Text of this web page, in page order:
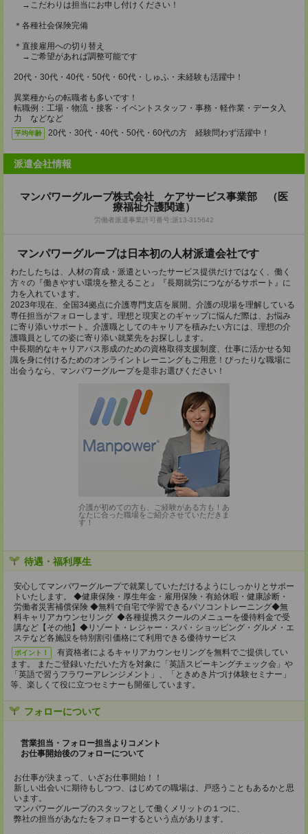
→こだわりは担当にお申し付けください！
＊各種社会保険完備
＊直接雇用への切り替え
→ご希望があれば調整可能です
20代・30代・40代・50代・60代・しゅふ・未経験も活躍中！
異業種からの転職者も多いです！
転職例：工場・物流・接客・イベントスタッフ・事務・軽作業・データ入
力 などなど
平均年齢 20代・30代・40代・50代・60代の方 経験問わず活躍中！
派遣会社情報
マンパワーグループ株式会社 ケアサービス事業部 （医
療福祉介護関連）
労働者派遣事業許可番号:派13-315642
マンパワーグループは日本初の人材派遣会社です
わたしたちは、人材の育成・派遣といったサービス提供だけではなく、働く
方々の『働きやすい環境を整えること』『長期就労につながるサポート』に
力を入れています。
2023年現在、全国34拠点に介護専門支店を展開。介護の現場を理解している
専任担当がフォローします。理想と現実とのギャップに悩んだ際は、お悩み
に寄り添いサポート。介護職としてのキャリアを積みたい方には、理想の介
護職員としての姿に寄り添い就業先をお探しします。
中長期的なキャリアパス形成のための資格取得支援制度、仕事に活かせる知
識を身に付けるためのオンライントレーニングもご用意！ぴったりな職場に
出会うなら、マンパワーグループを是非お選びください！
介護が初めての方も、ご経験がある方も！あ
なたに合った職場をご紹介させていただきま
す！
待遇・福利厚生
安心してマンパワーグループで就業していただけるようにしっかりとサポー
トいたします。 ◆健康保険・厚生年金・雇用保険・有給休暇・健康診断・
労働者災害補償保険 ◆無料で自宅で学習できるパソコントレーニング◆無
料キャリアカウンセリング ◆各種提携スクールのメニューを優待料金で受
講など【その他】◆リゾート・レジャー・スパ・ショッピング・グルメ・エ
ステなど各施設を特別割引価格にて利用できる優待サービス
ポイント！
有資格者によるキャリアカウンセリングを無料でご提供してい
ます。 またご登録いただいた方を対象に「英語スピーキングチェック会」や
「英語で習うフラワーアレンジメント」、「ときめき片づけ体験セミナー」
等、楽しくて役に立つセミナーも開催しています。
フォローについて
営業担当・フォロー担当よりコメント
お仕事開始後のフォローについて
お仕事が決まって、いざお仕事開始！！
新しい出会いに期待もしつつ、はじめての職場は、戸惑うこともあるかと思
います。
マンパワーグループのスタッフとして働くメリットの１つに、
弊社の担当があなたをフォローするという点があります。